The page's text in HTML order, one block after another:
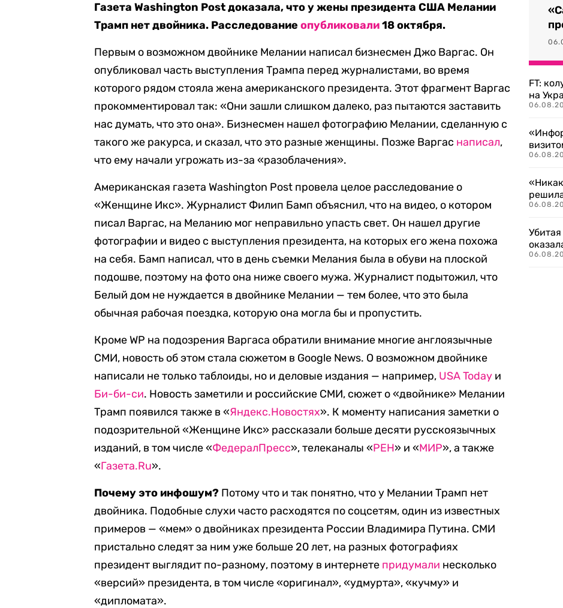
Газета Washington Post доказала, что у жены президента США Мелании
Трамп нет двойника. Расследованиеопубликовали18 октября.
Первым о возможном двойнике Мелании написал бизнесмен Джо Варгас. Он
опубликовал часть выступления Трампа перед журналистами, во время
которого рядом стояла жена американского президента. Этот фрагмент Варгас
прокомментировал так: «Они зашли слишком далеко, раз пытаются заставить
нас думать, что это она». Бизнесмен нашел фотографию Мелании, сделанную с
такого же ракурса, и сказал, что это разные женщины. Позже Варгас написал,
что ему начали угрожать из-за «разоблачения».
Американская газета Washington Post провела целое расследование о
«Женщине Икс». Журналист Филип Бамп объяснил, что на видео, о котором
писал Варгас, на Меланию мог неправильно упасть свет. Он нашел другие
фотографии и видео с выступления президента, на которых его жена похожа
на себя. Бамп написал, что в день съемки Мелания была в обуви на плоской
подошве, поэтому на фото она ниже своего мужа. Журналист подытожил, что
Белый дом не нуждается в двойнике Мелании — тем более, что это была
обычная рабочая поездка, которую она могла бы и пропустить.
Кроме WP на подозрения Варгаса обратили внимание многие англоязычные
СМИ, новость об этом стала сюжетом в Google News. О возможном двойнике
написали не только таблоиды, но и деловые издания — например, USA Today и
Би-би-си. Новость заметили и российские СМИ, сюжет о «двойнике» Мелании
Трамп появился также в «Яндекс.Новостях». К моменту написания заметки о
подозрительной «Женщине Икс» рассказали больше десяти русскоязычных
изданий, в том числе «ФедералПресс», телеканалы «РЕН» и «МИР», а также
«Газета.Ru».
Почему это инфошум? Потому что и так понятно, что у Мелании Трамп нет
двойника. Подобные слухи часто расходятся по соцсетям, один из известных
примеров — «мем» о двойниках президента России Владимира Путина. СМИ
пристально следят за ним уже больше 20 лет, на разных фотографиях
президент выглядит по-разному, поэтому в интернете придумали несколько
«версий» президента, в том числе «оригинал», «удмурта», «кучму» и
«дипломата».
FT:
на